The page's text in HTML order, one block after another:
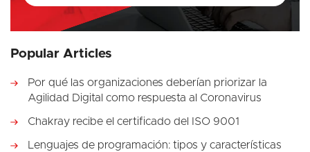
Popular Articles
Por qué las organizaciones deberían priorizar la
Agilidad Digital como respuesta al Coronavirus
Chakray recibe el certificado del ISO 9001
Lenguajes de programación: tipos y características